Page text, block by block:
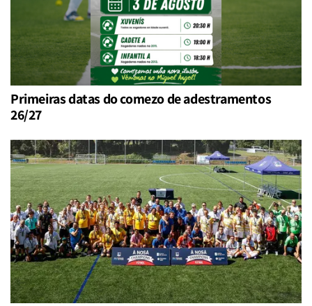
Primeiras datas do comezo de adestramentos
26/27